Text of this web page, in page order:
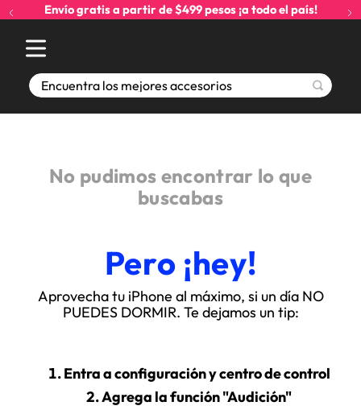
Envío gratis a partir de $499 pesos ¡a todo el país!
Encuentra los mejores accesorios
No pudimos encontrar lo que
buscabas
Pero ¡hey!
Aprovecha tu iPhone al máximo, si un día NO
PUEDES DORMIR. Te dejamos un tip:
Entra a configuración y centro de control
Agrega la función "Audición"